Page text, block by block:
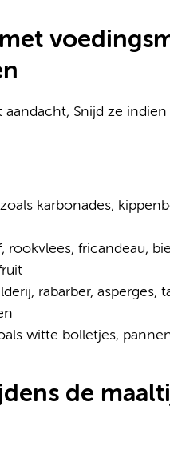
aandacht, Snijd ze
karbonades,
rookvlees, fricandeau,
rabarber, asperges,
witte bolletjes,
de